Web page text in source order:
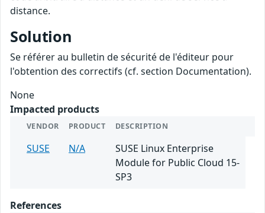
distance.
Solution
Se référer au bulletin de sécurité de l'éditeur pour
l'obtention des correctifs (cf. section Documentation).
None
Impacted products
VENDOR PRODUCT DESCRIPTION
SUSE N/A
SUSE Linux Enterprise
Module for Public Cloud 15-
SP3
References